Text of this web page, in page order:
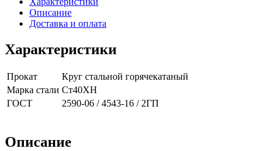
Описание
Доставка и оплата
Характеристики
Прокат
Круг стальной горячекатаный
Марка стали Ст40ХН
ГОСТ
2590-06 / 4543-16 / 2ГП
Описание